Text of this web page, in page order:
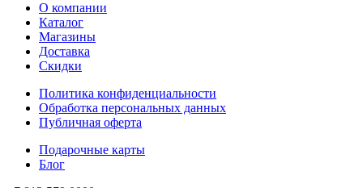
О компании
Каталог
Магазины
Доставка
Скидки
Политика конфиденциальности
Обработка персональных данных
Публичная оферта
Подарочные карты
Блог